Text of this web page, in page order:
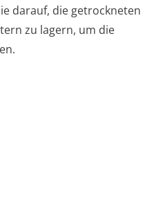
darauf, die getrockneten
zu lagern, um die